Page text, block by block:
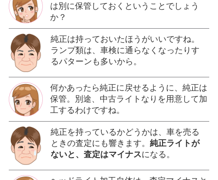
は別に保管しておくということでしょう
か？
純正は持っておいたほうがいいですね。
ランプ類は、車検に通らなくなったりす
るパターンも多いから。
何かあったら純正に戻せるように、純正は
保管。別途、中古ライトなりを用意して加
工するわけですね。
純正を持っているかどうかは、車を売る
ときの査定にも響きます。 純正ライトが
ないと、査定はマイナスになる。